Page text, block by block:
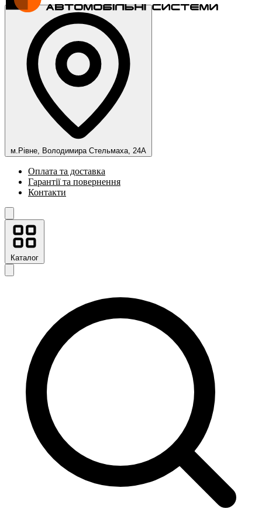
м.Рівне, Володимира Стельмаха, 24А
Оплата та доставка
Гарантії та повернення
Контакти
Каталог